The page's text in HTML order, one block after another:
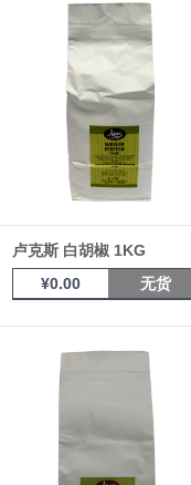
卢克斯 白胡椒 1KG
¥0.00 无货